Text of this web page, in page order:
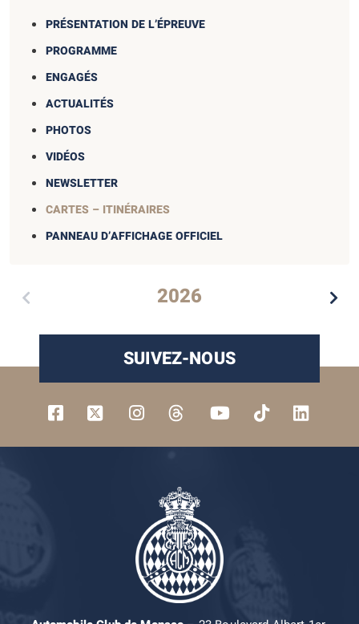
PRÉSENTATION DE L’ÉPREUVE
PROGRAMME
ENGAGÉS
ACTUALITÉS
PHOTOS
VIDÉOS
NEWSLETTER
CARTES – ITINÉRAIRES
PANNEAU D’AFFICHAGE OFFICIEL
2026
SUIVEZ-NOUS